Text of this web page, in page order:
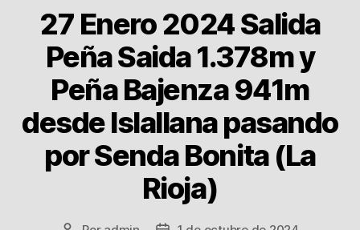
27 Enero 2024 Salida
Peña Saida 1.378m y
Peña Bajenza 941m
desde Islallana pasando
por Senda Bonita (La
Rioja)